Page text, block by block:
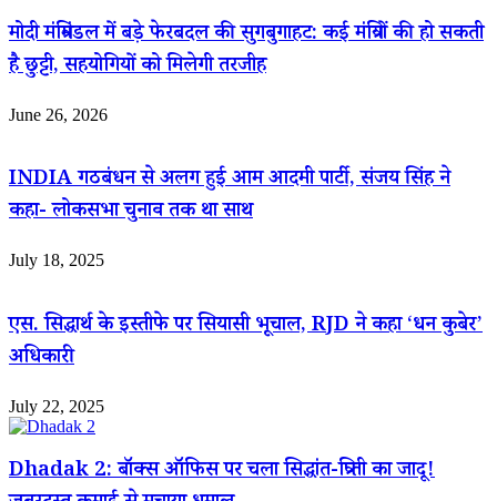
मोदी मंत्रिमंडल में बड़े फेरबदल की सुगबुगाहट: कई मंत्रियों की हो सकती
है छुट्टी, सहयोगियों को मिलेगी तरजीह
June 26, 2026
INDIA गठबंधन से अलग हुई आम आदमी पार्टी, संजय सिंह ने
कहा- लोकसभा चुनाव तक था साथ
July 18, 2025
एस. सिद्धार्थ के इस्तीफे पर सियासी भूचाल, RJD ने कहा ‘धन कुबेर’
अधिकारी
July 22, 2025
Dhadak 2: बॉक्स ऑफिस पर चला सिद्धांत-त्रिप्ती का जादू!